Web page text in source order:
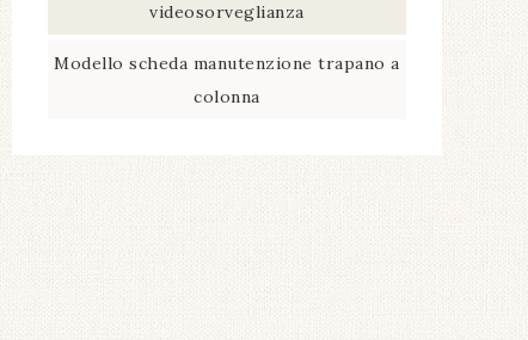
videosorveglianza​
Modello scheda manutenzione trapano a
colonna​